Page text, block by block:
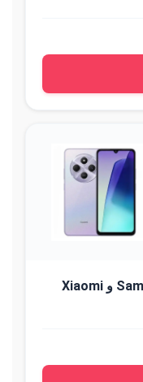
مقارنة بين Samsung Galaxy A13 و Xiaomi